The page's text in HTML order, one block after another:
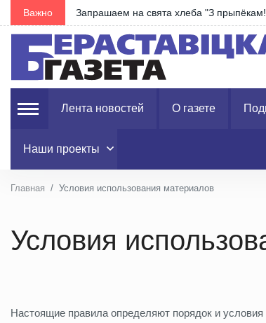
Важно В Гродненской области в августе
Лента новостей О газете
Наши проекты
Главная Условия использования материалов
Условия
Настоящие правила определяют порядок и